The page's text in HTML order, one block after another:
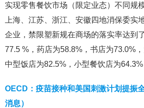
实现零售餐饮市场（限定业态）不同规
上海、江苏、浙江、安徽四地消保委实
企业，禁限塑新规在商场的落实率达到
77.5 %，药店为58.8%，书店为73.0%
中型饭店为82.5%，小型餐饮店为64.3%
OECD：疫苗接种和美国刺激计划提振
消息）